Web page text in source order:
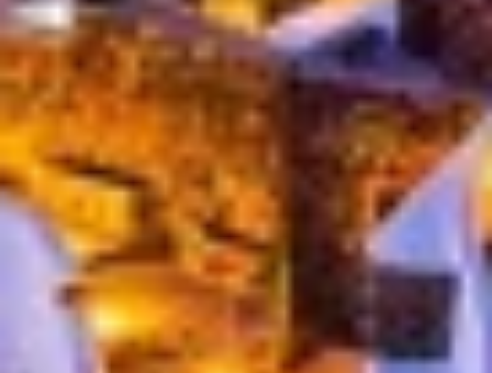
Precieze geolocatiegegevens gebruiken
Apparaten identificeren op basis van actief
opgevraagde informatie
Niet-IAB-verwerkingsdoeleinden:
Noodzakelijk
Prestatie
Functioneel
Advertenties